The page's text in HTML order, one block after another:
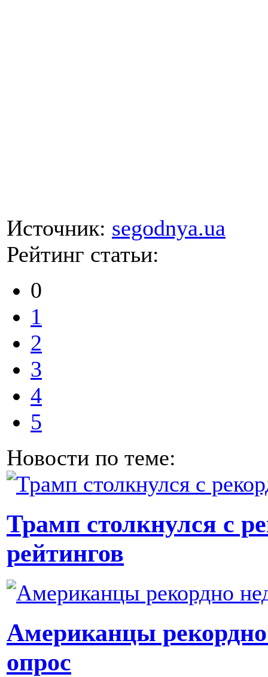
Источник: segodnya.ua
Рейтинг статьи:
0
1
2
3
4
5
Новости по теме:
Трамп столкнулся с
рейтингов
Американцы
опрос